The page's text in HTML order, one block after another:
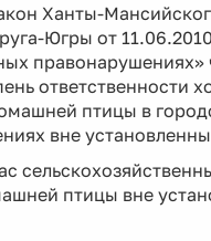
Ханты-
Югры от
правонарушениях»
ответственности
птицы в
вне
птицы вне